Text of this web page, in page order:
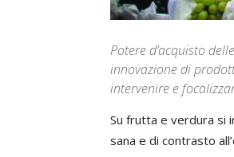
Potere d’acquisto
innovazione di
intervenire e
Su frutta e verdura si
sana e di contrasto